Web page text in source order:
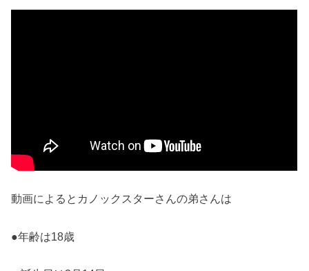
動画によるとカノックスターさんの弟さんは
●年齢は18歳